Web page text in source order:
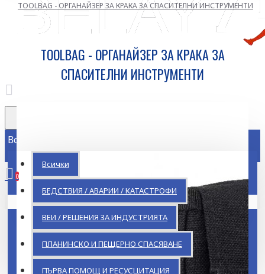
Всички
Всички
БЕДСТВИЯ / АВАРИИ / КАТАСТРОФИ
ВЕИ / РЕШЕНИЯ ЗА ИНДУСТРИЯТА
ПЛАНИНСКО И ПЕЩЕРНО СПАСЯВАНЕ
ПЪРВА ПОМОЩ И РЕСУСЦИТАЦИЯ
0
Кошницата ви е празна!
TOOLBAG - ОРГАНАЙЗЕР ЗА КРАКА ЗА СПАСИТЕЛНИ ИНСТРУМЕНТИ
TOOLBAG - ОРГАНАЙЗЕР ЗА КРАКА ЗА
СПАСИТЕЛНИ ИНСТРУМЕНТИ